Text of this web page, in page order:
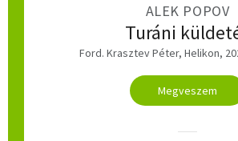
ALEK POPOV
Turáni
Ford. Krasztev Péter, Helikon,
Megveszem